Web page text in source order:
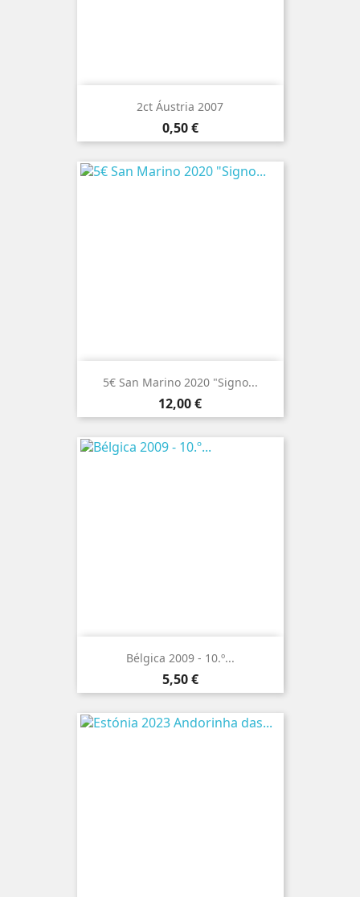
2ct Áustria 2007
Preço
0,50 €
5€ San Marino 2020 "Signo...
Preço
12,00 €
Bélgica 2009 - 10.º...
Preço
5,50 €